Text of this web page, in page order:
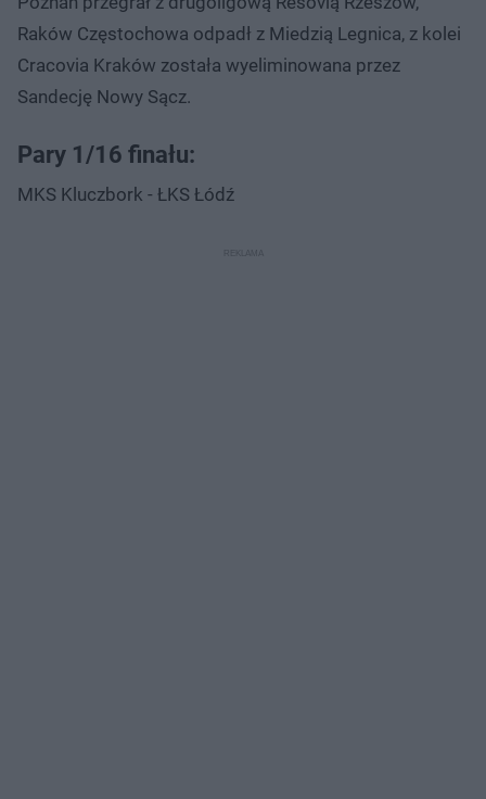
Raków Częstochowa odpadł z Miedzią Legnica, z kolei
Cracovia Kraków została wyeliminowana przez
Sandecję Nowy Sącz.
Pary 1/16 finału:
MKS Kluczbork - ŁKS Łódź